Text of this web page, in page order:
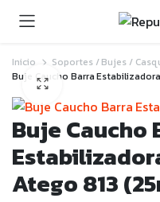
Inicio Soportes / Bujes /
Buje Caucho Barra
Buje Caucho
Atego 813